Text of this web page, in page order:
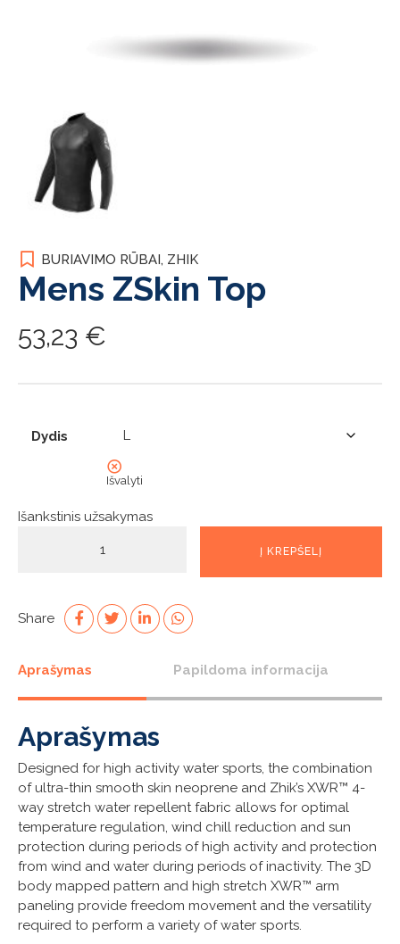
BURIAVIMO RŪBAI, ZHIK
Mens ZSkin Top
53,23 €
Dydis
Išvalyti
Išankstinis užsakymas
Top
Į KREPŠELĮ
Share
Aprašymas Papildoma informacija
Aprašymas
Designed for high activity water sports, the combination
of ultra-thin smooth skin neoprene and Zhik’s XWR™ 4-
way stretch water repellent fabric allows for optimal
temperature regulation, wind chill reduction and sun
protection during periods of high activity and protection
from wind and water during periods of inactivity. The 3D
body mapped pattern and high stretch XWR™ arm
paneling provide freedom movement and the versatility
required to perform a variety of water sports.